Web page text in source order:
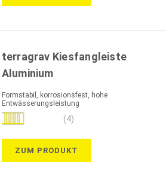
terragrav Kiesfangleiste
Aluminium
Formstabil, korrosionsfest, hohe
Entwässerungsleistung
Bewertung:
(4)
ZUM PRODUKT